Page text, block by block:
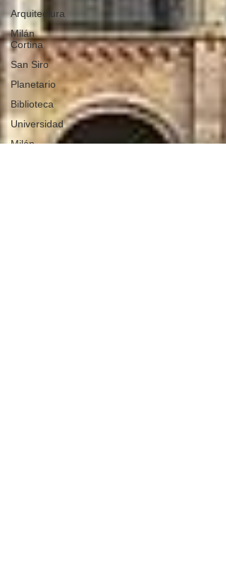
Arquitectura
Milán
Cortina
San Siro
Planetario
Biblioteca
Universidad
Milán